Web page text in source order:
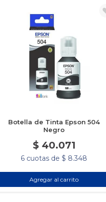
Botella de Tinta Epson 504
Negro
$ 40.071
6 cuotas de $ 8.348
Agregar al carrito